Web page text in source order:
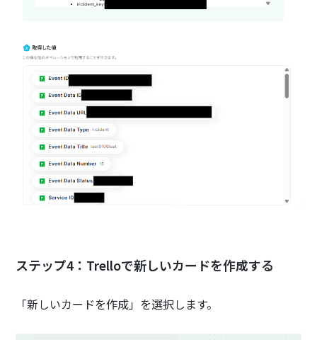
ステップ4：Trelloで新しいカードを作成する
「新しいカードを作成」を選択します。